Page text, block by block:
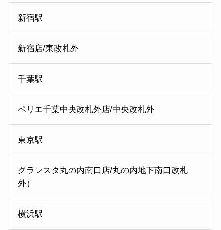
新宿駅
新宿店/東改札外
千葉駅
ペリエ千葉中央改札外店/中央改札外
東京駅
グランスタ丸の内南口店/丸の内地下南口改札
外）
横浜駅